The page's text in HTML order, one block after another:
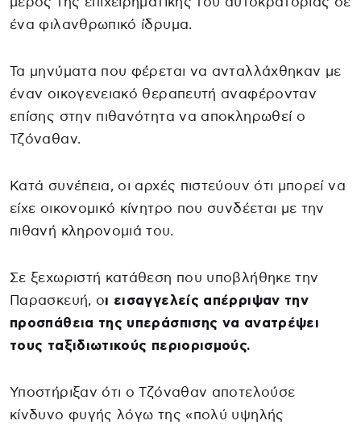
ένα φιλανθρωπικό ίδρυμα.
Τα μηνύματα που φέρεται να ανταλλάχθηκαν με
έναν οικογενειακό θεραπευτή αναφέρονταν
επίσης στην πιθανότητα να αποκληρωθεί ο
Τζόναθαν.
Κατά συνέπεια, οι αρχές πιστεύουν ότι μπορεί να
είχε οικονομικό κίνητρο που συνδέεται με την
πιθανή κληρονομιά του.
Σε ξεχωριστή κατάθεση που υποβλήθηκε την
Παρασκευή, οι εισαγγελείς απέρριψαν την
προσπάθεια της υπεράσπισης να ανατρέψει
τους ταξιδιωτικούς περιορισμούς.
Υποστήριξαν ότι ο Τζόναθαν αποτελούσε
κίνδυνο φυγής λόγω της «πολύ υψηλής